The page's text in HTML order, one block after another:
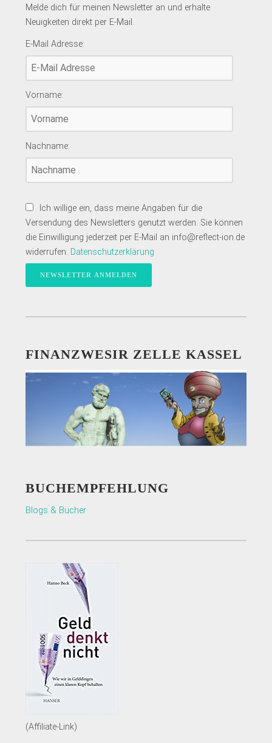
Melde dich für meinen Newsletter an und erhalte
Neuigkeiten direkt per E-Mail.
E-Mail Adresse:
Vorname:
Nachname:
Ich willige ein, dass meine Angaben für die
Versendung des Newsletters genutzt werden. Sie können
die Einwilligung jederzeit per E-Mail an info@reflect-ion.de
widerrufen. Datenschutzerklärung
FINANZWESIR ZELLE KASSEL
BUCHEMPFEHLUNG
Blogs & Bücher
(Affiliate-Link)